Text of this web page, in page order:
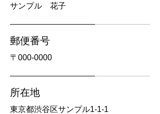
サンプル 花子
郵便番号
〒000-0000
所在地
東京都渋谷区サンプル1-1-1